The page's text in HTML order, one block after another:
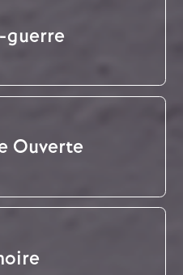
guerre
Ouverte